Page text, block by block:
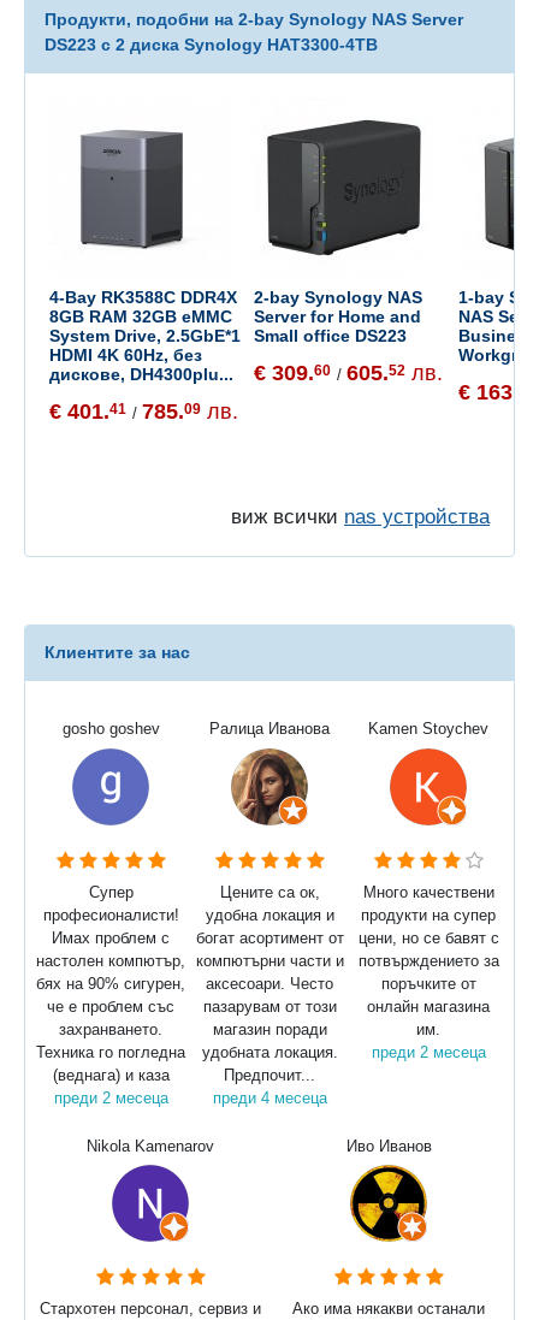
Продукти, подобни на 2-bay Synology NAS Server
DS223 с 2 дискa Synology HAT3300-4TB
4-Bay RK3588C DDR4X
8GB RAM 32GB eMMC
System Drive, 2.5GbE*1
HDMI 4K 60Hz, без
дискове, DH4300plu...
€ 401.41 / 785.09 лв.
2-bay Synology NAS
Server for Home and
Small office DS223
€ 309.60 / 605.52 лв.
1-bay
NAS
Business
€ 163.
виж всички nas устройства
Клиентите за нас
gosho goshev
Супер
професионалисти!
Имах проблем с
настолен компютър,
бях на 90% сигурен,
че е проблем със
захранването.
Техника го погледна
(веднага) и каза
преди 2 месеца
Ралица Иванова
Цените са ок,
удобна локация и
богат асортимент от
компютърни части и
аксесоари. Често
пазарувам от този
магазин поради
удобната локация.
Предпочит...
преди 4 месеца
Kamen Stoychev
Много качествени
продукти на супер
цени, но се бавят с
потвърждението за
поръчките от
онлайн магазина
им.
преди 2 месеца
Nikola Kamenarov
Стархотен персонал, сервиз и
Иво Иванов
Ако има някакви останали